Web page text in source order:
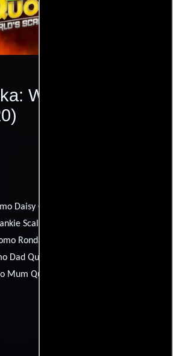
World's Scariest
Daisy Quokka
Scales
Ronda Saltie
Dad Quokka
Mum Quokka